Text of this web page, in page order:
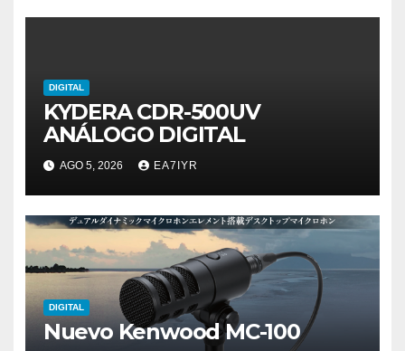
DIGITAL
KYDERA CDR-500UV
ANÁLOGO DIGITAL
AGO 5, 2026 EA7IYR
DIGITAL
Nuevo Kenwood MC-100